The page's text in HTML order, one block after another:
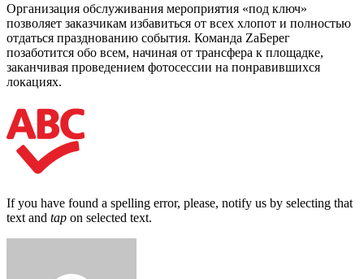
Организация обслуживания мероприятия «под ключ»
позволяет заказчикам избавиться от всех хлопот и полностью
отдаться празднованию события. Команда ZaБерег
позаботится обо всем, начиная от трансфера к площадке,
заканчивая проведением фотосессии на понравившихся
локациях.
If you have found a spelling error, please, notify us by selecting that
text and tap on selected text.